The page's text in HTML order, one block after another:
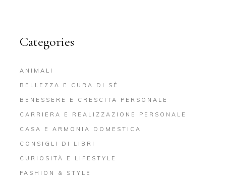
Categories
ANIMALI
BELLEZZA E CURA DI SÉ
BENESSERE E CRESCITA PERSONALE
CARRIERA E REALIZZAZIONE PERSONALE
CASA E ARMONIA DOMESTICA
CONSIGLI DI LIBRI
CURIOSITÀ E LIFESTYLE
FASHION & STYLE